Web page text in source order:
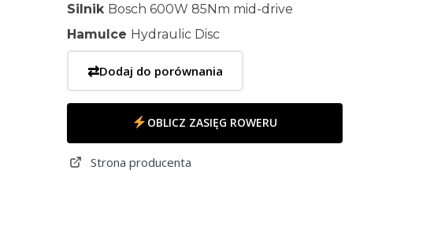
Silnik Bosch 600W 85Nm mid-drive
Hamulce Hydraulic Disc
⇄Dodaj do porównania
OBLICZ ZASIĘG ROWERU
Strona producenta